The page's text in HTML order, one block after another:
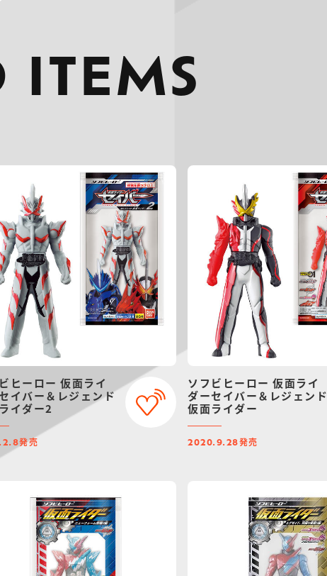
ITEMS
ヒーロー 仮面ライ
イバー＆レジェンド
イダー2
発売
ソフビヒーロー 仮面ライ
ダーセイバー＆レジェンド
仮面ライダー
2020.9.28発売